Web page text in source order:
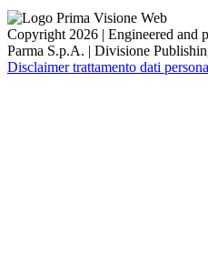
Copyright 2026 | Engineered and
Parma S.p.A. | Divisione
Disclaimer trattamento dati